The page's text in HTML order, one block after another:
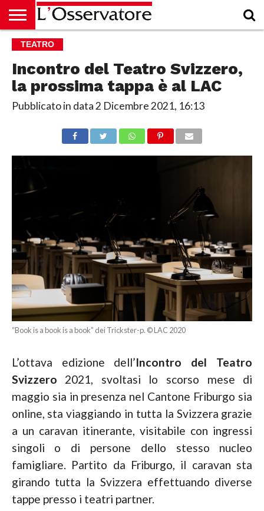
HOME
CULTURA
ECONOMIA
RUBRICHE
ARCHIVIO
PODCAST
ABBONAMENTO
CHI
ACCEDI
TEATRO
Incontro del Teatro Svizzero,
la prossima tappa è al LAC
Pubblicato in data2 Dicembre 2021, 16:13
“Book is a book is a book” dei Trickster-p. © LAC 2020
L’ottava edizione dell’Incontro del Teatro
Svizzero 2021, svoltasi lo scorso mese di
maggio sia in presenza nel Cantone Friburgo sia
online, sta viaggiando in tutta la Svizzera grazie
a un caravan itinerante, visitabile con ingressi
singoli o di persone dello stesso nucleo
famigliare. Partito da Friburgo, il caravan sta
girando tutta la Svizzera effettuando diverse
tappe presso i teatri partner.